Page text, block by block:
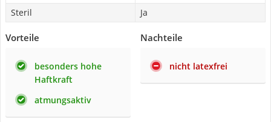
Steril
Ja
Vorteile
besonders hohe
Haftkraft
atmungsaktiv
Nachteile
nicht latexfrei